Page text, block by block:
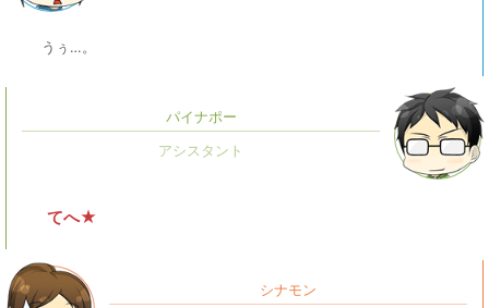
うぅ…。
パイナポー
てへ★
シナモン